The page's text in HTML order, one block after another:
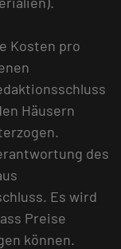
Kosten pro
Häusern
des
Es wird
Preise
können.